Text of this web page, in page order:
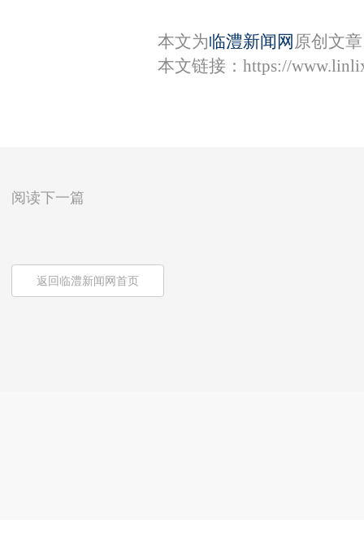
本文为临澧新闻网 原创文
本文链接： https://
阅读下一篇
返回临澧新闻网首页